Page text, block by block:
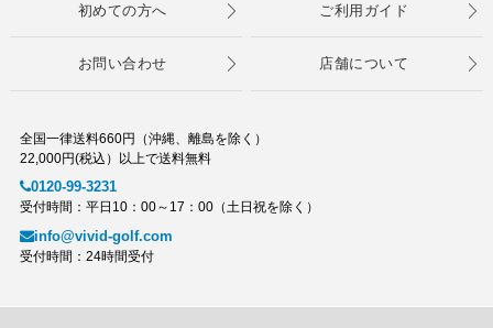
初めての方へ ご利用ガイド
お問い合わせ 店舗について
全国一律送料660円（沖縄、離島を除く）
22,000円(税込）以上で送料無料
0120-99-3231
受付時間：平日10：00～17：00（土日祝を除く）
info@vivid-golf.com
受付時間：24時間受付